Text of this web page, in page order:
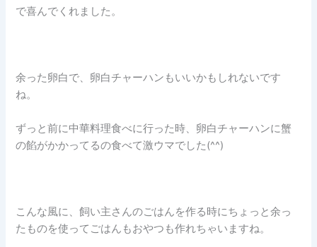
で喜んでくれました。
余った卵白で、卵白チャーハンもいいかもしれないです
ね。
ずっと前に中華料理食べに行った時、卵白チャーハンに蟹
の餡がかかってるの食べて激ウマでした(^^)
こんな風に、飼い主さんのごはんを作る時にちょっと余っ
たものを使ってごはんもおやつも作れちゃいますね。